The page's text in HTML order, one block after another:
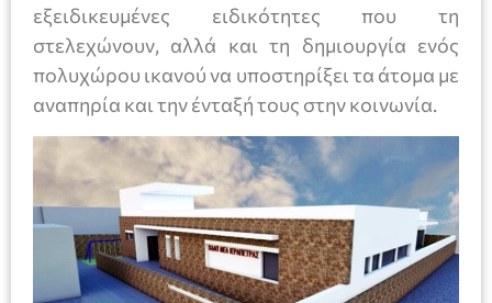
εξειδικευμένες ειδικότητες που τη
στελεχώνουν, αλλά και τη δημιουργία ενός
πολυχώρου ικανού να υποστηρίξει τα άτομα με
αναπηρία και την ένταξή τους στην κοινωνία.